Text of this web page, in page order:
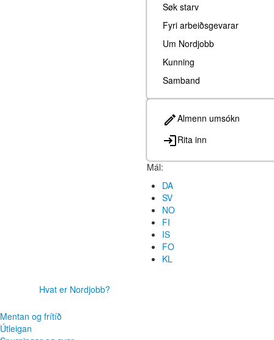
Søk starv
Fyri arbeiðsgevarar
Um Nordjobb
Kunning
Samband
Almenn umsókn
Rita inn
Mál:
DA
SV
NO
FI
IS
FO
KL
Hvat er Nordjobb?
Mentan og frítíð
Útleigan